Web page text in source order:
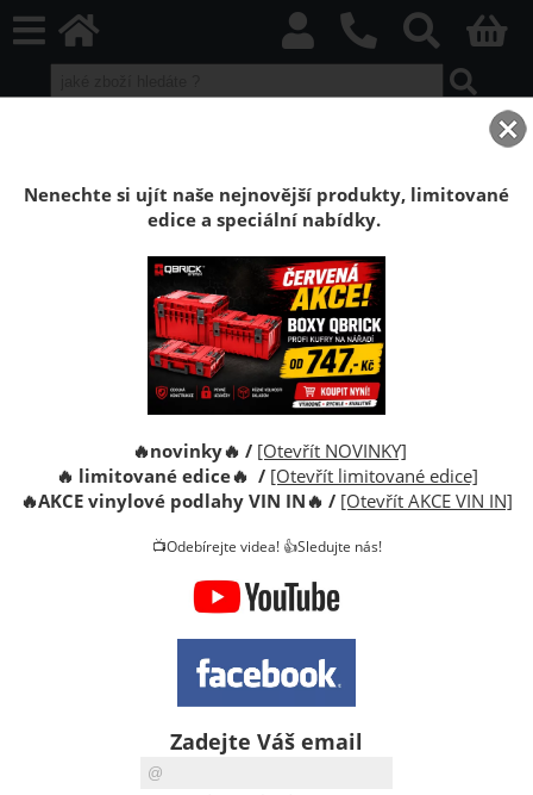
Podvozek Qbrick System ONE Transport Platform RED
Podvozek s kolečky pro kufry Qbrick
System ONE Transport Platform RED Ultra
HD
Podvozek s kolečky pro kufry Qbrick System ONE
Transport Platform RED Ultra HD
Nenechte si ujít naše nejnovější produkty, limitované
edice a speciální nabídky.
🔥novinky🔥 / [Otevřít NOVINKY]
🔥 limitované edice🔥 / [Otevřít limitované edice]
🔥AKCE vinylové podlahy VIN IN🔥 / [Otevřít AKCE VIN IN]
📺Odebírejte videa! 👍Sledujte nás!
Zadejte Váš email